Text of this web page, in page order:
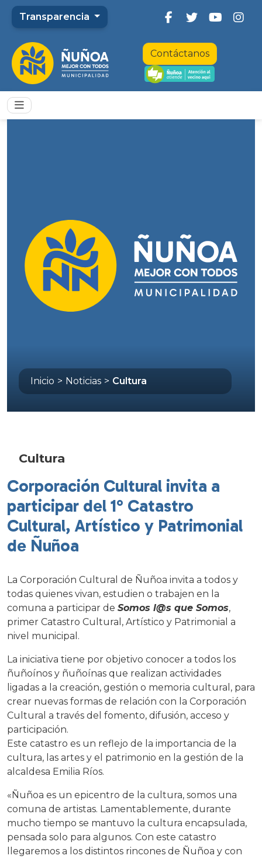
Transparencia
Contáctanos
Inicio > Noticias > Cultura
Cultura
Corporación Cultural invita a
participar del 1° Catastro
Cultural, Artístico y Patrimonial
de Ñuñoa
La Corporación Cultural de Ñuñoa invita a todos y
todas quienes vivan, estudien o trabajen en la
comuna a participar de Somos l@s que Somos,
primer Catastro Cultural, Artístico y Patrimonial a
nivel municipal.
La iniciativa tiene por objetivo conocer a todos los
ñuñoínos y ñuñoínas que realizan actividades
ligadas a la creación, gestión o memoria cultural, para
crear nuevas formas de relación con la Corporación
Cultural a través del fomento, difusión, acceso y
participación.
Este catastro es un reflejo de la importancia de la
cultura, las artes y el patrimonio en la gestión de la
alcaldesa Emilia Ríos.
«Ñuñoa es un epicentro de la cultura, somos una
comuna de artistas. Lamentablemente, durante
mucho tiempo se mantuvo la cultura encapsulada,
pensada solo para algunos. Con este catastro
llegaremos a los distintos rincones de Ñuñoa y con